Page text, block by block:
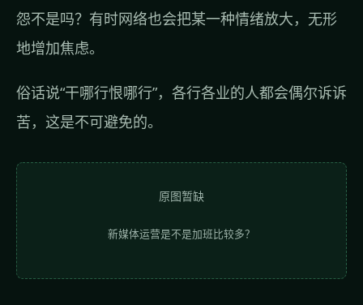
怨不是吗？有时网络也会把某一种情绪放大，无形
地增加焦虑。
俗话说“干哪行恨哪行”，各行各业的人都会偶尔诉诉
苦，这是不可避免的。
原图暂缺
新媒体运营是不是加班比较多？